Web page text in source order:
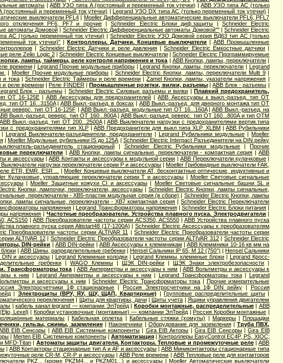
автоматы |ABB УЗО типа А (постояный и переменный ток утечки) |ABB УЗО типа АС (только
и переменный ток утечки) |Legrand УЗО DX типа АС (только переменный ток утечки) |
выключатели PFL4 | Moeller Дифференциальные автоматические выключатели PFL6, PFL7
отключения PF6, PF7 и прочие|Schneider Electric Блоки диф.защиты |Schneider Electric
автоматы Домовой | Schneider Electric Дифференциальные автоматы Домовой""|Schneider Electric
АС (только переменный ток утечки) |Schneider Electric УЗО Домовой серия ВД63 тип АС (только
ток утечки)" |Контроллеры. Датчики. Концевые выключатели |ABB Промышленные
| Schneider Electric Датчики и реле давления|Schneider Electric Емкостные датчики |
реле Zelio Logic 2| Schneider Electric Концевые выключатели |Schneider Electric Программируемые
лампы, таймеры, реле контроля напряжения и тока | ABB Кнопки, лампы, переключатели |
времени| Legrand Прочие модульные приборы |Legrand Кнопки, лампы, переключатели | Legrand
|Moeller Прочие модульные приборы | Schneider Electric Кнопки, лампы, переключатели Multi 9|
и тока |Schneider Electric Таймеры и реле времени |Zamel Кнопки, лампы, указатели напряжения |
и реле времени|Реле FINDER|Промышленные розетки, вилки, разъемы|ABB Блок - разъемы |
Блок - разъемы| Schneider Electric Силовые разъемы и вилки |Плавкий предохранитель,
OT 16-125E | ABB Аксессуары для предохранителей |ABB Аксессуары к выкл.-разъед. тип OT
тип OT 16...3150A| ABB Выкл.-разъед. в боксах | ABB Выкл.-разъед. для дверного монтажа тип OT
реверс. тип OT 16-125F | ABB Выкл.-разъед. модульные тип OT 16...160A|ABB Выкл.-разъед. на
Выкл.-разъед. реверс. тип OT 160...800A| ABB Выкл.-разъед. реверс. тип OT 160...800A и тип OTМ
ABB Выкл.-разъед. тип OT 200...2500A| ABB Выключатели нагрузки с предохранителями вертик.типа
с предохранителями тип XLP|ABB Предохранители для выкл типа XLP, XLBM |ABB Рубильники
Legrand Выключатели-разъединители, предохранители|Legrand Рубильники модульные |Moeller
|Moeller Модульные рубильники IS до 125А | Schneider Electric Interpact Разъединители на DIN рейку
разъединитель стационарный| Schneider Electric Рубильники модульные |Прочие
переключатели | ABB Кнопки, лампы сигнальные, переключатели - компактная серия |ABB
и аксессуары|ABB Контакты и аксессуары к модульной серии |ABB Переключатели кулачковые |
нагрузки,переключатели серии P и аксессуары |Moeller Грибовидные выключатели FAK,
ETR, EMR, ESR ... |Moeller Концевые выключатели AT, бесконтактные оптические, индуктивные и
Кулачковые, управляющие переключатели серии T и аксессуары | Moeller Световые сигнальные
|Moeller Защитные кожухи CI и аксессуары | Moeller Световые сигнальные башни SL и
Кнопки, лампочки, переключатели, аксессуары |Schneider Electric Кнопки, лампы сигнальные,
переключатели - XB5-пластик модульная серия (в сборе) | Schneider Electric Кнопки, лампы
лампы сигнальные, переключатели - XB7 компактная серия |Schneider Electric Переключатели
напряжения |Legrand Трансформаторы напряжения| Schneider Electric Блоки питания |
напряжения | Частотные преобразователи. Устройства плавного пуска. Электродвигатели |
ACS150 |ABB Преобразователи частоты серии ACS350, ACS550|ABB Устройства плавного пуска
плавного пуска серия Altistart48 (17-1200А) |Schneider Electric Аксессуары к преобразователям
Преобразователи частоты серии ALTIVAR 11 |Schneider Electric Преобразователи частоты серии
ALTIVAR 12| Schneider Electric Преобразователи частоты серии ALTIVAR 312| Schneider Electric
DIN-рейки |ABB DIN-рейки | ABB Аксессуары к клеммникам |ABB Клеммники 10-16 кв мм на
| ABB Шины, рапределительные гребенки| Hensel Cальники IP 65, M 12 (750°) |Hensel Сальники
и аксессуары | Legrand Клеммные колодки | Legrand Клеммы, клеммные блоки | Legrand Кросс-
гребенки| WAGO Клеммы| ЩЭК DIN-рейки |ЩЭК Знаки электробезопасности |
Трансформаторы тока |ABB Амперметры и аксессуары к ним |ABB Вольтметры и аксессуары к
к ним |Legrand Амперметры и аксессуары к ним | Legrand Трансформаторы тока| Legrand
и аксессуары к ним |Schneider Electric Трансформаторы тока | Прочие измерительные
Электросчетчики 1Ф стационарные |Россия Электросчетчики на 1Ф DIN рейку| Россия
| Электрощиты (ВРУ, ЯУ, ЩУ, ЩАП, Квартирные) |Групповые распределительные щиты|
переключения | Щиты для квартиры, дачи|Щиты учета | Ящики управления двигателем
|кабель канал legrand — компании ЭлТрейд| Коробки монтажные, распределительные| ABB
Lexel) | Коробки установочные (монтажные) — компании ЭлТрейд |Россия Коробки монтажные |
материалы | Кабельная оплетка | Кабельные стяжки (хомуты) | Маркеры|Площадки
гильзы, сжимы, заземление|Наконечники | Оборудование для заземления|Труба ПВХ,
EIB Сенсоры | ABB EIB Системные компоненты| Gira EIB Акторы | Gira EIB Сенсоры|Gira EIB
|Merten EIB Системные компоненты| Автоматизация|Контроллеры EasyControl EC4P, PS, XIOC;
MFD-Titan | Автоматы защиты двигателя. Контакторы. Тепловые и промежуточные реле|ABB
|ABB Контакторы стационарные тип A и AF и аксессуары|ABB Миниконтакторы стационарные типа
реле CR-M, CR-P и аксессуары|ABB Реле времени | ABB Тепловые реле для контакторов
PKZ... (кроме PKZM4... и PKZM01...) и аксессуары |Moeller Автоматические выключатели